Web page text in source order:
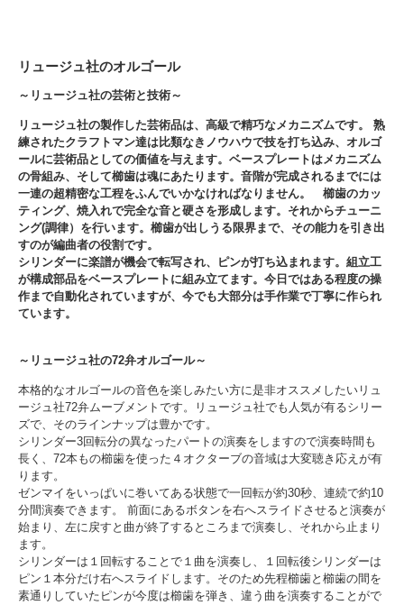
リュージュ社のオルゴール
～リュージュ社の芸術と技術～
リュージュ社の製作した芸術品は、高級で精巧なメカニズムです。 熟
練されたクラフトマン達は比類なきノウハウで技を打ち込み、オルゴ
ールに芸術品としての価値を与えます。ベースプレートはメカニズム
の骨組み、そして櫛歯は魂にあたります。音階が完成されるまでには
一連の超精密な工程をふんでいかなければなりません。 櫛歯のカッ
ティング、焼入れで完全な音と硬さを形成します。それからチューニ
ング(調律）を行います。櫛歯が出しうる限界まで、その能力を引き出
すのが編曲者の役割です。
シリンダーに楽譜が機会で転写され、ピンが打ち込まれます。組立工
が構成部品をベースプレートに組み立てます。今日ではある程度の操
作まで自動化されていますが、今でも大部分は手作業で丁寧に作られ
ています。
～リュージュ社の72弁オルゴール～
本格的なオルゴールの音色を楽しみたい方に是非オススメしたいリュ
ージュ社72弁ムーブメントです。リュージュ社でも人気が有るシリー
ズで、そのラインナップは豊かです。
シリンダー3回転分の異なったパートの演奏をしますので演奏時間も
長く、72本もの櫛歯を使った４オクターブの音域は大変聴き応えが有
ります。
ゼンマイをいっぱいに巻いてある状態で一回転が約30秒、連続で約10
分間演奏できます。 前面にあるボタンを右へスライドさせると演奏が
始まり、左に戻すと曲が終了するところまで演奏し、それから止まり
ます。
シリンダーは１回転することで１曲を演奏し、１回転後シリンダーは
ピン１本分だけ右へスライドします。そのため先程櫛歯と櫛歯の間を
素通りしていたピンが今度は櫛歯を弾き、違う曲を演奏することがで